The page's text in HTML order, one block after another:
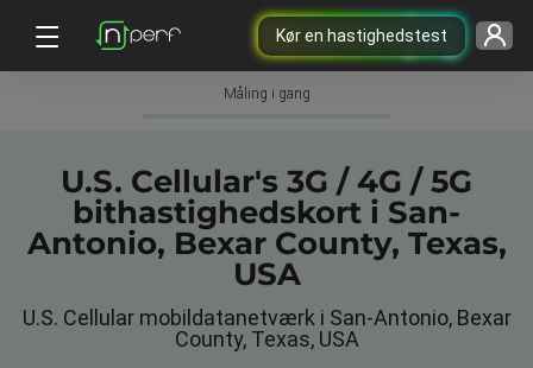
Kør en hastighedstest
Måling i gang
U.S. Cellular's 3G / 4G / 5G
bithastighedskort i San-
Antonio, Bexar County, Texas,
USA
U.S. Cellular mobildatanetværk i San-Antonio, Bexar
County, Texas, USA